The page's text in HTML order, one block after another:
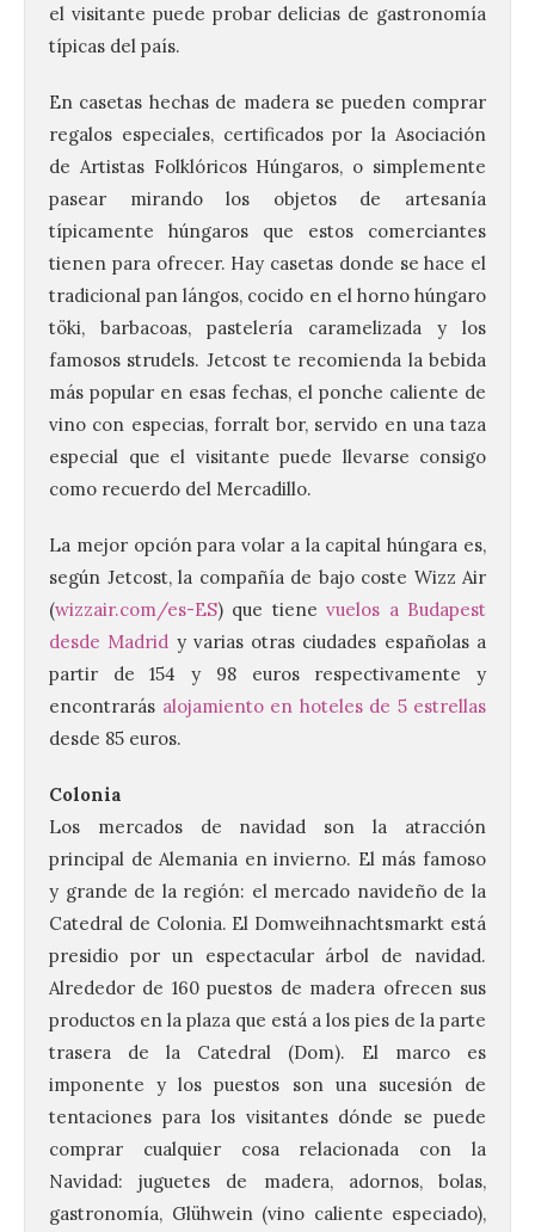
el visitante puede probar delicias de gastronomía
típicas del país.
En casetas hechas de madera se pueden comprar
regalos especiales, certificados por la Asociación
de Artistas Folklóricos Húngaros, o simplemente
pasear mirando los objetos de artesanía
típicamente húngaros que estos comerciantes
tienen para ofrecer. Hay casetas donde se hace el
tradicional pan lángos, cocido en el horno húngaro
töki, barbacoas, pastelería caramelizada y los
famosos strudels. Jetcost te recomienda la bebida
más popular en esas fechas, el ponche caliente de
vino con especias, forralt bor, servido en una taza
especial que el visitante puede llevarse consigo
como recuerdo del Mercadillo.
La mejor opción para volar a la capital húngara es,
según Jetcost, la compañía de bajo coste Wizz Air
(wizzair.com/es-ES) que tienevuelos a Budapest
desde Madrid y varias otras ciudades españolas a
partir de 154 y 98 euros respectivamente y
encontrarás alojamiento en hoteles de 5 estrellas
desde 85 euros.
Colonia
Los mercados de navidad son la atracción
principal de Alemania en invierno. El más famoso
y grande de la región: el mercado navideño de la
Catedral de Colonia. El Domweihnachtsmarkt está
presidio por un espectacular árbol de navidad.
Alrededor de 160 puestos de madera ofrecen sus
productos en la plaza que está a los pies de la parte
trasera de la Catedral (Dom). El marco es
imponente y los puestos son una sucesión de
tentaciones para los visitantes dónde se puede
comprar cualquier cosa relacionada con la
Navidad: juguetes de madera, adornos, bolas,
gastronomía, Glühwein (vino caliente especiado),